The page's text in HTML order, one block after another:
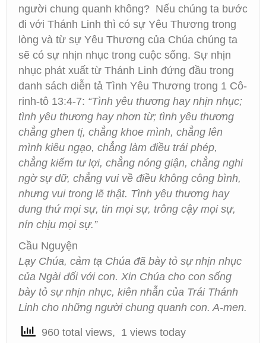
người chung quanh không? Nếu chúng ta bước
đi với Thánh Linh thì có sự Yêu Thương trong
lòng và từ sự Yêu Thương của Chúa chúng ta
sẽ có sự nhịn nhục trong cuộc sống. Sự nhịn
nhục phát xuất từ Thánh Linh đứng đầu trong
danh sách diễn tả Tình Yêu Thương trong 1 Cô-
rinh-tô 13:4-7: “Tình yêu thương hay nhịn nhục;
tình yêu thương hay nhơn từ; tình yêu thương
chẳng ghen tị, chẳng khoe mình, chẳng lên
mình kiêu ngạo, chẳng làm điều trái phép,
chẳng kiếm tư lợi, chẳng nóng giận, chẳng nghi
ngờ sự dữ, chẳng vui về điều không công bình,
nhưng vui trong lẽ thật. Tình yêu thương hay
dung thứ mọi sự, tin mọi sự, trông cậy mọi sự,
nín chịu mọi sự.”
Cầu Nguyện
Lạy Chúa, cảm tạ Chúa đã bày tỏ sự nhịn nhục
của Ngài đối với con. Xin Chúa cho con sống
bày tỏ sự nhịn nhục, kiên nhẫn của Trái Thánh
Linh cho những người chung quanh con. A-men.
960 total views, 1 views today